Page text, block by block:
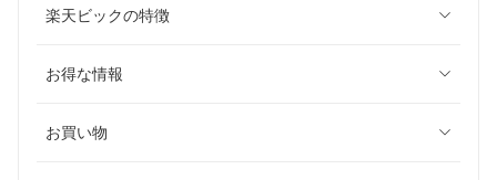
楽天ビックの特徴
お得な情報
お買い物